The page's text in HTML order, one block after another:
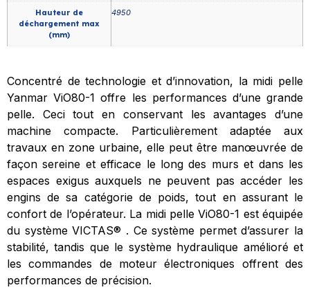
Hauteur de
déchargement max
(mm)
4950
Concentré de technologie et d’innovation, la midi pelle
Yanmar ViO80-1 offre les performances d’une grande
pelle. Ceci tout en conservant les avantages d’une
machine compacte. Particulièrement adaptée aux
travaux en zone urbaine, elle peut être manœuvrée de
façon sereine et efficace le long des murs et dans les
espaces exigus auxquels ne peuvent pas accéder les
engins de sa catégorie de poids, tout en assurant le
confort de l’opérateur. La midi pelle ViO80-1 est équipée
du système VICTAS® . Ce système permet d’assurer la
stabilité, tandis que le système hydraulique amélioré et
les commandes de moteur électroniques offrent des
performances de précision.